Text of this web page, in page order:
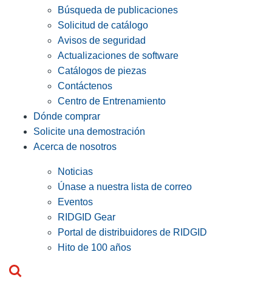
Búsqueda de publicaciones
Solicitud de catálogo
Avisos de seguridad
Actualizaciones de software
Catálogos de piezas
Contáctenos
Centro de Entrenamiento
Dónde comprar
Solicite una demostración
Acerca de nosotros
Noticias
Únase a nuestra lista de correo
Eventos
RIDGID Gear
Portal de distribuidores de RIDGID
Hito de 100 años